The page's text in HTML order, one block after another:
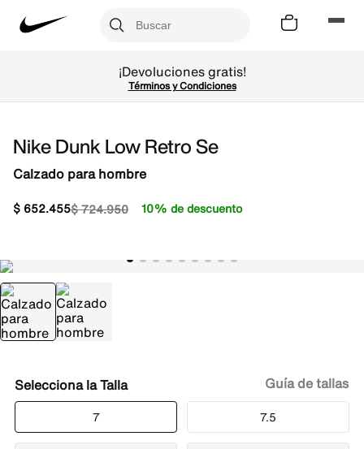
¡Devoluciones gratis!
Términos y Condiciones
Nike Dunk Low Retro Se
Calzado para hombre
$724.950
$ 652.455 10% de descuento
Talla
7 7.5
Guía de tallas